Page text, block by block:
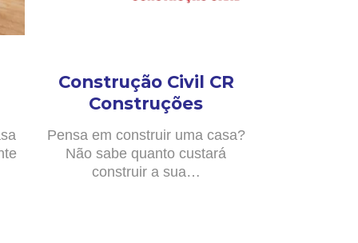
Construção Civil CR
Construções
Pensa em construir uma casa?
Não sabe quanto custará
construir a sua…